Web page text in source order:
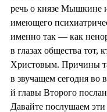
речь о князе Мышкине
имеющего
именно так — как
в глазах общества тот,
Христовым. Причины
в звучащем сегодня во
й главы Второго
Давайте послушаем эти